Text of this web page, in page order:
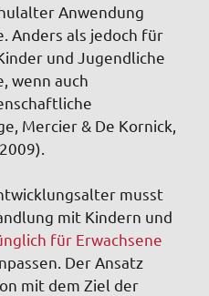
Anwendung
Anders als jedoch für
und Jugendliche
wenn auch
Mercier & De Kornick,
musst
mit Kindern und
für Erwachsene
Der Ansatz
mit dem Ziel der